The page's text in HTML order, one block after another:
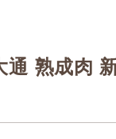
熟成肉